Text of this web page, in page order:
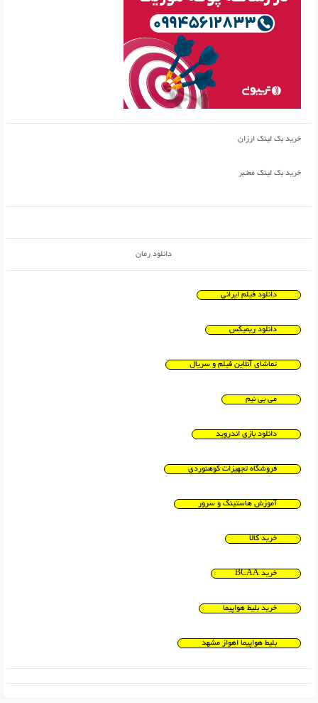
خرید بک لینک ارزان
خرید بک لینک معتبر
دانلود رمان
دانلود فیلم ایرانی
دانلود ریمیکس
تماشای آنلاین فیلم و سریال
می بی نیم
دانلود بازی اندروید
فروشگاه تجهیزات کوهنوردی
آموزش هاستینگ و سرور
خرید کالا
خرید BCAA
خرید بلیط هواپیما
بلیط هواپیما اهواز مشهد